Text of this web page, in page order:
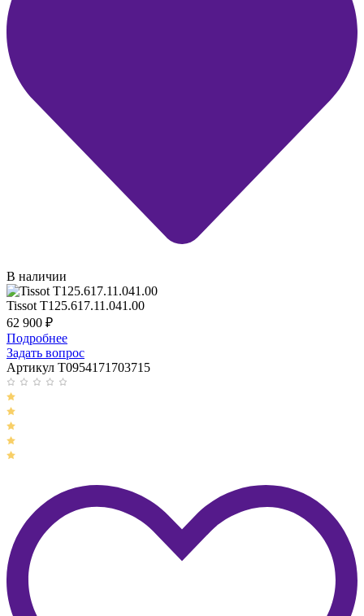
В наличии
Tissot T125.617.11.041.00
62 900 ₽
Подробнее
Задать вопрос
Артикул T0954171703715